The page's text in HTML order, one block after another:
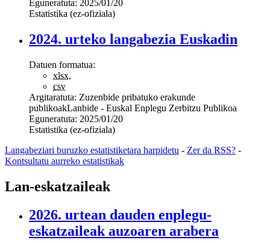
Eguneratuta: 2025/01/20
Estatistika (ez-ofiziala)
2024. urteko langabezia Euskadin
Datuen formatua:
xlsx,
csv
Argitaratuta: Zuzenbide pribatuko erakunde
publikoakLanbide - Euskal Enplegu Zerbitzu Publikoa
Eguneratuta: 2025/01/20
Estatistika (ez-ofiziala)
Langabeziari buruzko estatistiketara harpidetu - Zer da RSS? -
Kontsultatu aurreko estatistikak
Lan-eskatzaileak
2026. urtean dauden enplegu-
eskatzaileak auzoaren arabera